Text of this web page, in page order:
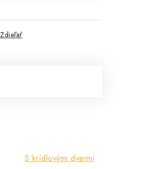
Zdieľať
S krídlovými dvermi